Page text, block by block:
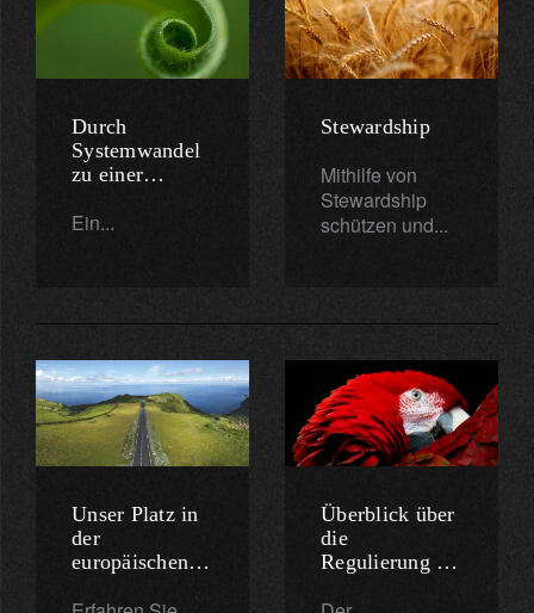
Durch
Systemwandel
zu einer
Wirtschaft
Ein...
Stewardship
Mithilfe von
Stewardship
schützen und...
Unser Platz in
der
europäischen
Überblick über
die
Regulierung in